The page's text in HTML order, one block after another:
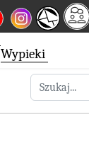
Wypieki
Szukaj